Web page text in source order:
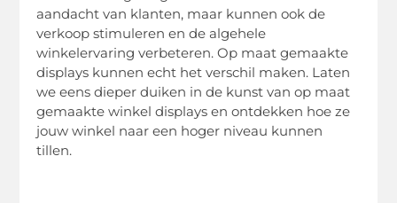
aandacht van klanten, maar kunnen ook de
verkoop stimuleren en de algehele
winkelervaring verbeteren. Op maat gemaakte
displays kunnen echt het verschil maken. Laten
we eens dieper duiken in de kunst van op maat
gemaakte winkel displays en ontdekken hoe ze
jouw winkel naar een hoger niveau kunnen
tillen.